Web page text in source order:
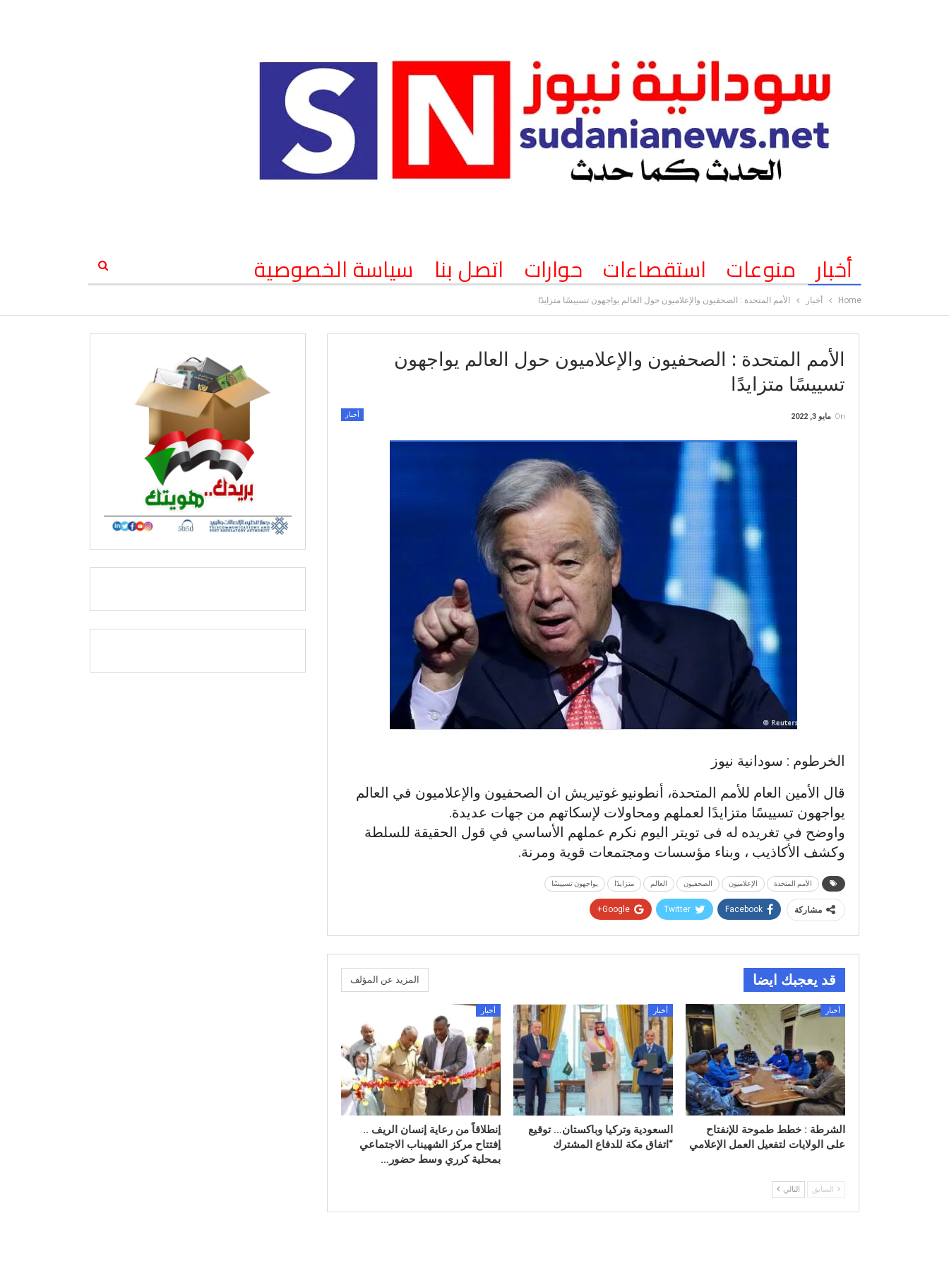
أخبار منوعات استقصاءات حوارات اتصل بنا سياسة الخصوصية
Home أخبار الأمم المتحدة : الصحفيون والإعلاميون حول العالم يواجهون تسييسًا متزايدًا
الأمم المتحدة : الصحفيون والإعلاميون حول العالم يواجهون
تسييسًا متزايدًا
أخبار On مايو 3, 2022
الخرطوم : سودانية نيوز
قال الأمين العام للأمم المتحدة، أنطونيو غوتيريش ان الصحفيون والإعلاميون في العالم
يواجهون تسييسًا متزايدًا لعملهم ومحاولات لإسكاتهم من جهات عديدة.
واوضح في تغريده له فى تويتر اليوم نكرم عملهم الأساسي في قول الحقيقة للسلطة
وكشف الأكاذيب ، وبناء مؤسسات ومجتمعات قوية ومرنة.
الأمم المتحدة الإعلاميون الصحفيون العالم متزايدًا يواجهون تسييسًا
مشاركة Facebook
Twitter
Google+
قد يعجبك ايضا المزيد عن المؤلف
أخبار
الشرطة : خطط طموحة للإنفتاح
على الولايات لتفعيل العمل الإعلامي
أخبار
السعودية وتركيا وباكستان… توقيع
“اتفاق مكة للدفاع المشترك
أخبار
إنطلاقاً من رعاية إنسان الريف ..
إفتتاح مركز الشهيناب الاجتماعي
بمحلية كرري وسط حضور…
السابق التالي